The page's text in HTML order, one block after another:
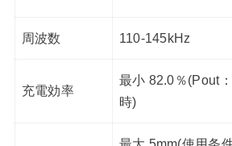
周波数 110-145kHz
充電効率
最小 82.0％(Pout
時)